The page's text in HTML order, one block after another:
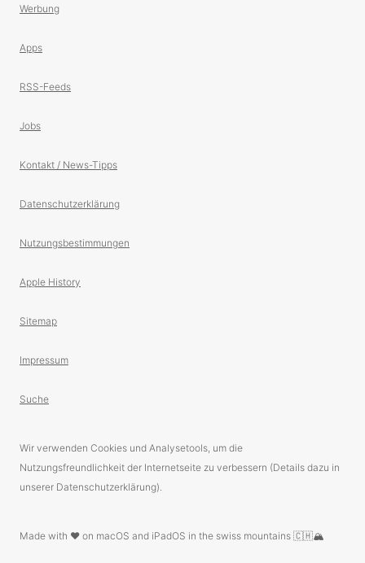
Werbung
Apps
RSS-Feeds
Jobs
Kontakt / News-Tipps
Datenschutzerklärung
Nutzungsbestimmungen
Apple History
Sitemap
Impressum
Suche
Wir verwenden Cookies und Analysetools, um die
Nutzungsfreundlichkeit der Internetseite zu verbessern (Details dazu in
unserer Datenschutzerklärung).
Made with ❤️ on macOS and iPadOS in the swiss mountains 🇨🇭🏔